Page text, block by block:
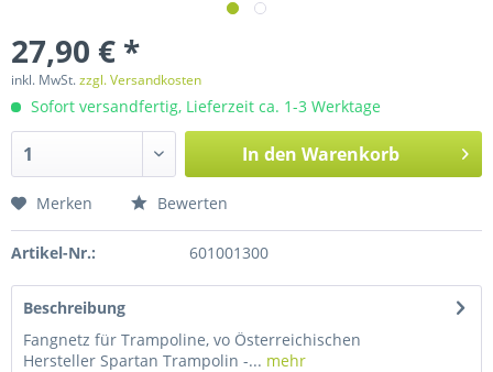
27,90 € *
inkl. MwSt.zzgl. Versandkosten
Sofort versandfertig, Lieferzeit ca. 1-3 Werktage
In den Warenkorb
Merken Bewerten
Artikel-Nr.: 601001300
Beschreibung
Fangnetz für Trampoline, vo Österreichischen
Hersteller Spartan Trampolin -... mehr